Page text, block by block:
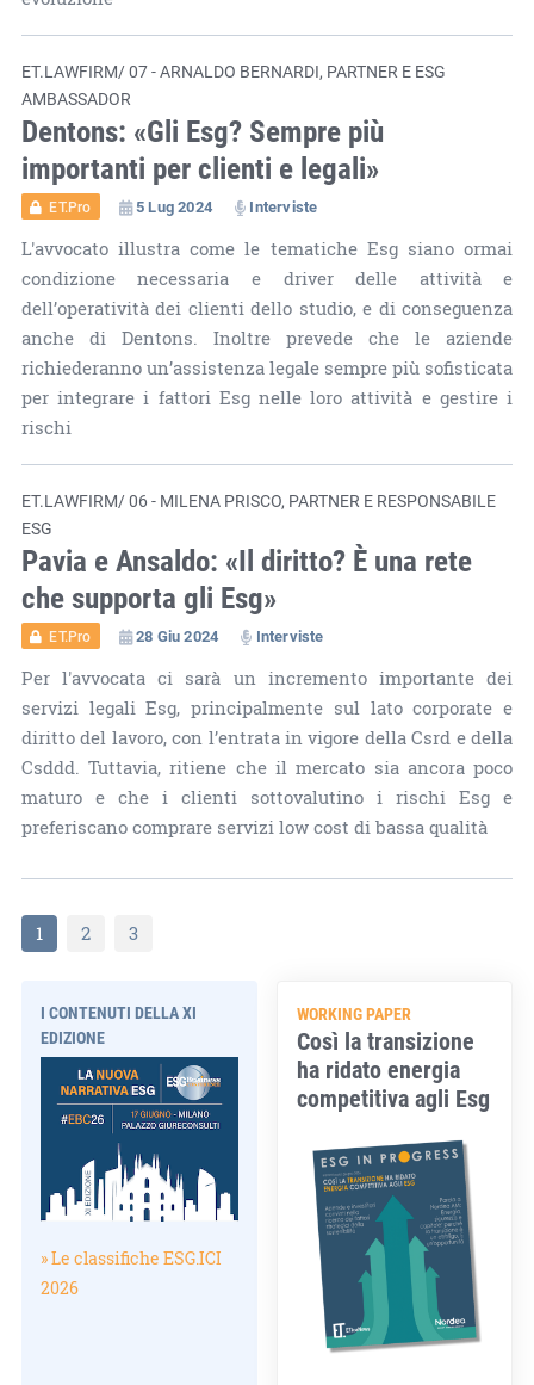
ET.LAWFIRM/ 07 - ARNALDO BERNARDI, PARTNER E ESG
AMBASSADOR
Dentons: «Gli Esg? Sempre più
importanti per clienti e legali»
ET.Pro 5 Lug 2024 Interviste
L'avvocato illustra come le tematiche Esg siano ormai
condizione necessaria e driver delle attività e
dell’operatività dei clienti dello studio, e di conseguenza
anche di Dentons. Inoltre prevede che le aziende
richiederanno un’assistenza legale sempre più sofisticata
per integrare i fattori Esg nelle loro attività e gestire i
rischi
ET.LAWFIRM/ 06 - MILENA PRISCO, PARTNER E RESPONSABILE
ESG
Pavia e Ansaldo: «Il diritto? È una rete
che supporta gli Esg»
ET.Pro 28 Giu 2024 Interviste
Per l'avvocata ci sarà un incremento importante dei
servizi legali Esg, principalmente sul lato corporate e
diritto del lavoro, con l’entrata in vigore della Csrd e della
Csddd. Tuttavia, ritiene che il mercato sia ancora poco
maturo e che i clienti sottovalutino i rischi Esg e
preferiscano comprare servizi low cost di bassa qualità
1 2 3
I CONTENUTI DELLA XI
EDIZIONE
» Le classifiche ESG.ICI
2026
WORKING PAPER
Così la transizione
ha ridato energia
competitiva agli Esg